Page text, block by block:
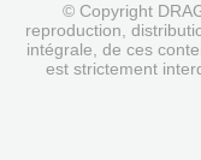
© Copyright
reproduction,
intégrale, de ces
est strictement